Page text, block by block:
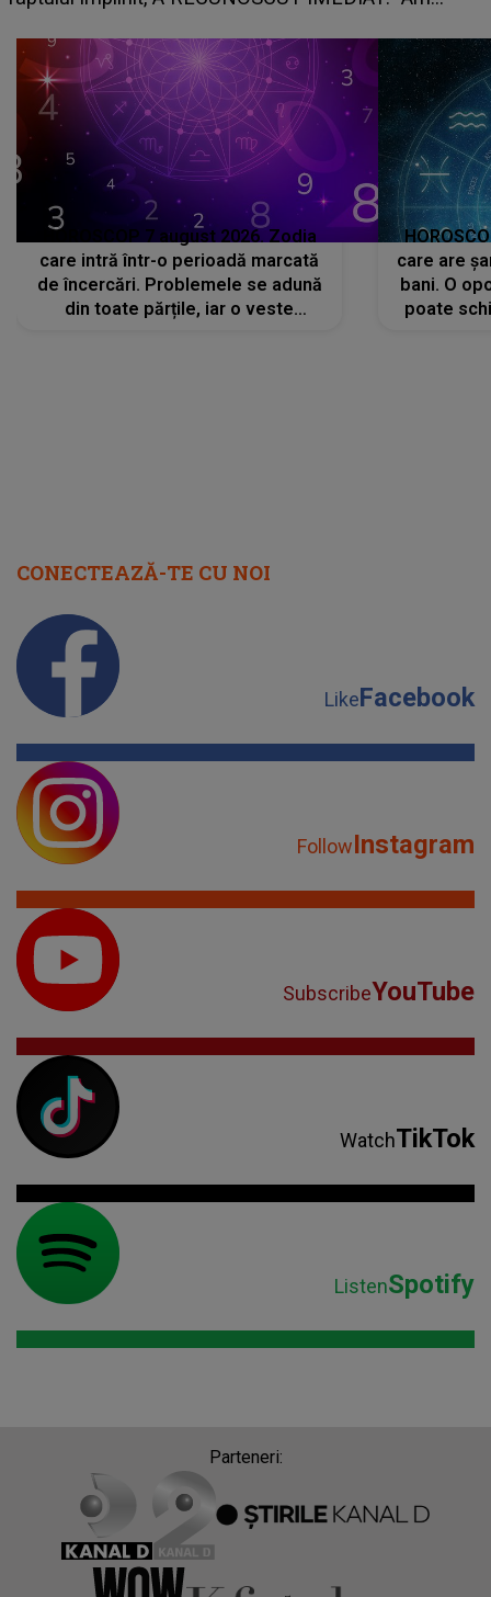
HOROSCOP 7 august 2026. Zodia
care intră într-o perioadă marcată
de încercări. Problemele se adună
din toate părțile, iar o veste
care are
bani. O
poate
CONECTEAZĂ-TE CU NOI
LikeFacebook
FollowInstagram
SubscribeYouTube
WatchTikTok
ListenSpotify
Parteneri: